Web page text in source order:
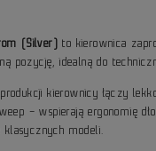
(Silver) to kierownica
pozycję, idealną do
kierownicy łączy
– wspierają ergonomię
modeli.